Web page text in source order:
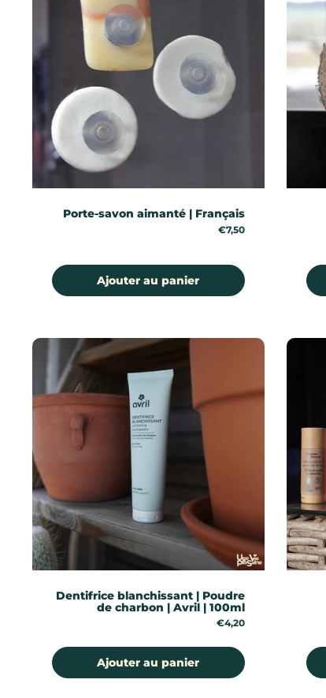
Porte-savon aimanté | Français
Prix:
€7,50
Ajouter au panier
Dentifrice blanchissant | Poudre
de charbon | Avril | 100ml
Prix:
€4,20
Ajouter au panier